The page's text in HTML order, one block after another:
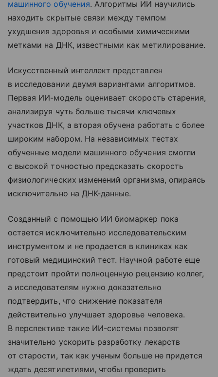
машинного обучения. Алгоритмы ИИ научились
находить скрытые связи между темпом
ухудшения здоровья и особыми химическими
метками на ДНК, известными как метилирование.
Искусственный интеллект представлен
в исследовании двумя вариантами алгоритмов.
Первая ИИ-модель оценивает скорость старения,
анализируя чуть больше тысячи ключевых
участков ДНК, а вторая обучена работать с более
широким набором. На независимых тестах
обученные модели машинного обучения смогли
с высокой точностью предсказать скорость
физиологических изменений организма, опираясь
исключительно на ДНК-данные.
Созданный с помощью ИИ биомаркер пока
остается исключительно исследовательским
инструментом и не продается в клиниках как
готовый медицинский тест. Научной работе еще
предстоит пройти полноценную рецензию коллег,
а исследователям нужно доказательно
подтвердить, что снижение показателя
действительно улучшает здоровье человека.
В перспективе такие ИИ-системы позволят
значительно ускорить разработку лекарств
от старости, так как ученым больше не придется
ждать десятилетиями, чтобы проверить